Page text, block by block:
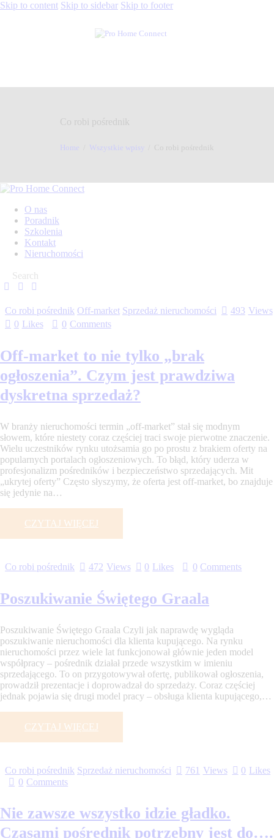
Skip to content Skip to sidebar Skip to footer
Co robi pośrednik
Home Wszystkie wpisy Co robi pośrednik
O nas
Poradnik
Szkolenia
Kontakt
Nieruchomości
Co robi pośrednik Off-market Sprzedaż nieruchomości 493 Views
0 Likes 0 Comments
Off-market to nie tylko „brak
ogłoszenia”. Czym jest prawdziwa
dyskretna sprzedaż?
W branży nieruchomości termin „off-market” stał się modnym
słowem, które niestety coraz częściej traci swoje pierwotne znaczenie.
Wielu uczestników rynku utożsamia go po prostu z brakiem oferty na
popularnych portalach ogłoszeniowych. To błąd, który uderza w
profesjonalizm pośredników i bezpieczeństwo sprzedających. Mit
„ukrytej oferty” Często słyszymy, że oferta jest off-market, bo znajduje
się jedynie na…
CZYTAJ WIĘCEJ
Co robi pośrednik 472 Views 0 Likes 0 Comments
Poszukiwanie Świętego Graala
Poszukiwanie Świętego Graala Czyli jak naprawdę wygląda
poszukiwanie nieruchomości dla klienta kupującego. Na rynku
nieruchomości przez wiele lat funkcjonował głównie jeden model
współpracy – pośrednik działał przede wszystkim w imieniu
sprzedającego. To on przygotowywał ofertę, publikował ogłoszenia,
prowadził prezentacje i doprowadzał do sprzedaży. Coraz częściej
jednak pojawia się drugi model pracy – obsługa klienta kupującego,…
CZYTAJ WIĘCEJ
Co robi pośrednik Sprzedaż nieruchomości 761 Views 0 Likes
0 Comments
Nie zawsze wszystko idzie gładko.
Czasami pośrednik potrzebny jest do….